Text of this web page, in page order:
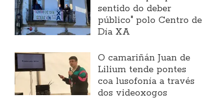
sentido do deber
público" polo Centro de
Día XA
O camariñán Juan de
Lilium tende pontes
coa lusofonía a través
dos videoxogos